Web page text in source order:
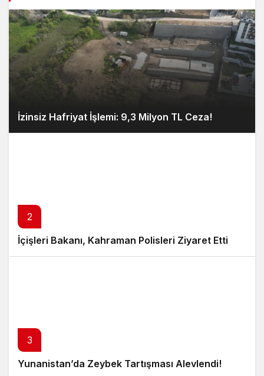
İzinsiz Hafriyat İşlemi: 9,3 Milyon TL Ceza!
2
İçişleri Bakanı, Kahraman Polisleri Ziyaret Etti
3
Yunanistan’da Zeybek Tartışması Alevlendi!